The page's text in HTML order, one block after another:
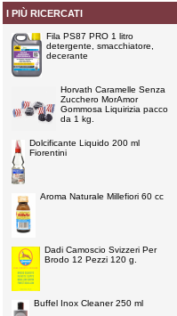
I PIÙ RICERCATI
Fila PS87 PRO 1 litro
detergente, smacchiatore,
decerante
Horvath Caramelle Senza
Zucchero MorAmor
Gommosa Liquirizia pacco
da 1 kg.
Dolcificante Liquido 200 ml
Fiorentini
Aroma Naturale Millefiori 60 cc
Dadi Camoscio Svizzeri Per
Brodo 12 Pezzi 120 g.
Buffel Inox Cleaner 250 ml